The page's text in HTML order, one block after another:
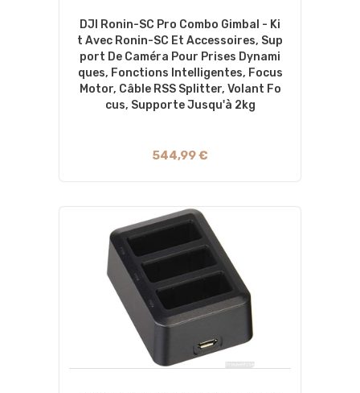
DJI Ronin-SC Pro Combo Gimbal - Ki
T Avec Ronin-SC Et Accessoires, Sup
Port De Caméra Pour Prises Dynami
Ques, Fonctions Intelligentes, Focus
Motor, Câble RSS Splitter, Volant Fo
Cus, Supporte Jusqu'à 2kg
544,99 €